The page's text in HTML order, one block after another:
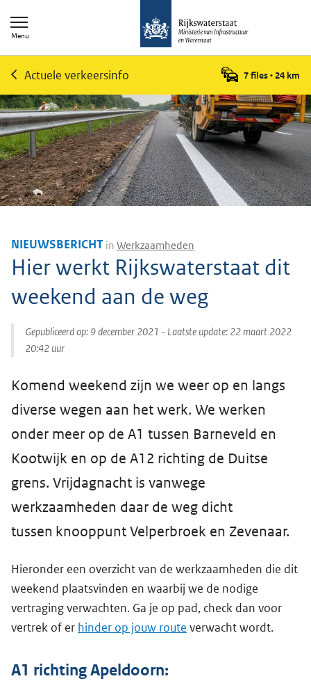
Menu
Actuele verkeersinfo 7 files•24 km
NIEUWSBERICHT in Werkzaamheden
Hier werkt Rijkswaterstaat dit
weekend aan de weg
Gepubliceerd op: 9 december 2021 - Laatste update: 22 maart 2022
20:42 uur
Komend weekend zijn we weer op en langs
diverse wegen aan het werk. We werken
onder meer op de A1 tussen Barneveld en
Kootwijk en op de A12 richting de Duitse
grens. Vrijdagnacht is vanwege
werkzaamheden daar de weg dicht
tussen knooppunt Velperbroek en Zevenaar.
Hieronder een overzicht van de werkzaamheden die dit
weekend plaatsvinden en waarbij we de nodige
vertraging verwachten. Ga je op pad, check dan voor
vertrek of er hinder op jouw route verwacht wordt.
A1 richting Apeldoorn: